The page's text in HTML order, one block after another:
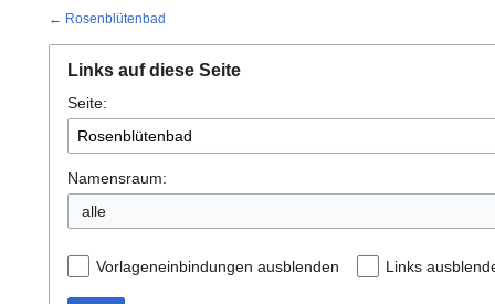
← Rosenblütenbad
Links auf diese Seite
Seite:
Namensraum:
alle
Vorlageneinbindungen ausblenden Links